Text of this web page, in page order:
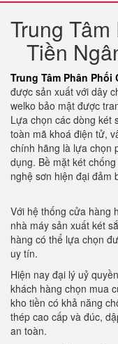
Trung
Tiền
Trung Tâm Phân
được sản xuất với dây
welko bảo mật được
Lựa chọn các dòng két
toàn mã khoá điện tử,
chính hãng là lựa chọn
dụng. Bề mặt két
nghệ sơn hiện đại đảm
Với hệ thống cửa hàng
nhà máy sản xuất két
hàng có thể lựa chọn
uy tín.
Hiện nay đại lý uỷ
khách hàng chọn mua
kho tiền có khả năng
thép cao cấp và đúc,
an toàn.